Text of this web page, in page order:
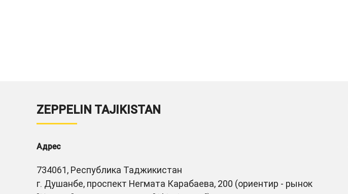
ZEPPELIN TAJIKISTAN
Адрес
734061, Республика Таджикистан
г. Душанбе, проспект Негмата Карабаева, 200 (ориентир - рынок